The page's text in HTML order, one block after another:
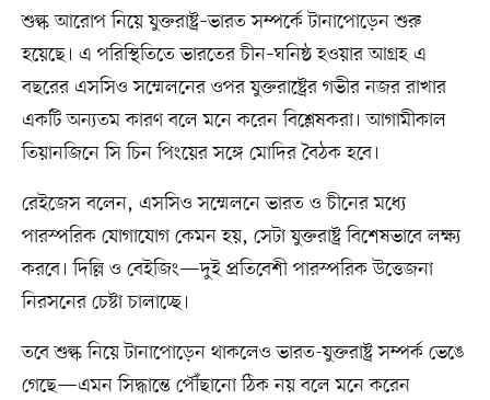
শুল্ক আরোপ নিয়ে যুক্তরাষ্ট্র–ভারত সম্পর্কে টানাপোড়েন শুরু
হয়েছে। এ পরিস্থিতিতে ভারতের চীন–ঘনিষ্ঠ হওয়ার আগ্রহ এ
বছরের এসসিও সম্মেলনের ওপর যুক্তরাষ্ট্রের গভীর নজর রাখার
একটি অন্যতম কারণ বলে মনে করেন বিশ্লেষকরা। আগামীকাল
তিয়ানজিনে সি চিন পিংয়ের সঙ্গে মোদির বৈঠক হবে।
রেইজেস বলেন, এসসিও সম্মেলনে ভারত ও চীনের মধ্যে
পারস্পরিক যোগাযোগ কেমন হয়, সেটা যুক্তরাষ্ট্র বিশেষভাবে লক্ষ্য
করবে। দিল্লি ও বেইজিং—দুই প্রতিবেশী পারস্পরিক উত্তেজনা
নিরসনের চেষ্টা চালাচ্ছে।
তবে শুল্ক নিয়ে টানাপোড়েন থাকলেও ভারত-যুক্তরাষ্ট্র সম্পর্ক ভেঙে
গেছে—এমন সিদ্ধান্তে পৌঁছানো ঠিক নয় বলে মনে করেন